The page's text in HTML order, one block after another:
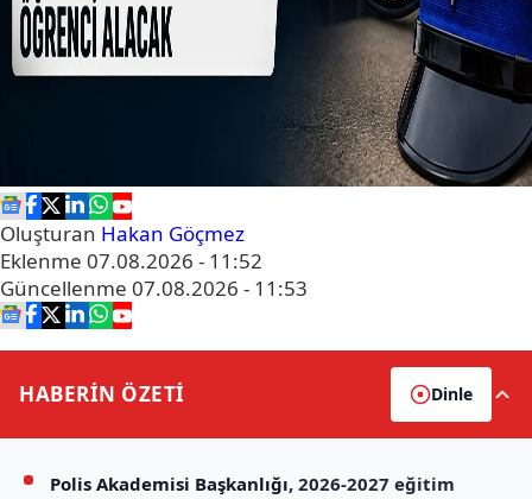
Oluşturan Hakan Göçmez
Eklenme 07.08.2026 - 11:52
Güncellenme 07.08.2026 - 11:53
HABERİN ÖZETİ Dinle
Polis Akademisi Başkanlığı, 2026-2027 eğitim